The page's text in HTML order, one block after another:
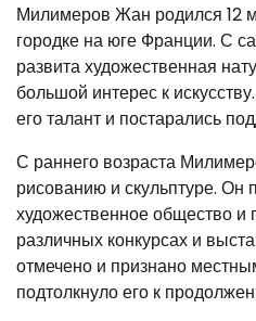
Милимеров Жан родился 12
городке на юге Франции. С
развита художественная
большой интерес к
его талант и постарались
С раннего возраста
рисованию и скульптуре. Он
художественное общество и
различных конкурсах и
отмечено и признано
подтолкнуло его к